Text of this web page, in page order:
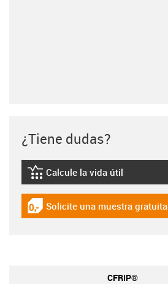
¿Tiene dudas?
igus-icon-lebensdauerrechner
Calcule la vida útil
igus-icon-gratismuster
Solicite una muestra gratuita
CFRIP®